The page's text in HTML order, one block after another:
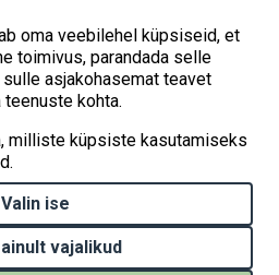
oma veebilehel küpsiseid, et
toimivus, parandada selle
sulle asjakohasemat teavet
kohta.
milliste küpsiste kasutamiseks
Valin ise
vajalikud